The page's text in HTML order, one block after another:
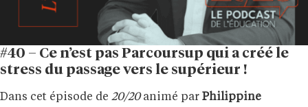
#40 – Ce n’est pas Parcoursup qui a créé le
stress du passage vers le supérieur !
Dans cet épisode de 20/20animé par Philippine